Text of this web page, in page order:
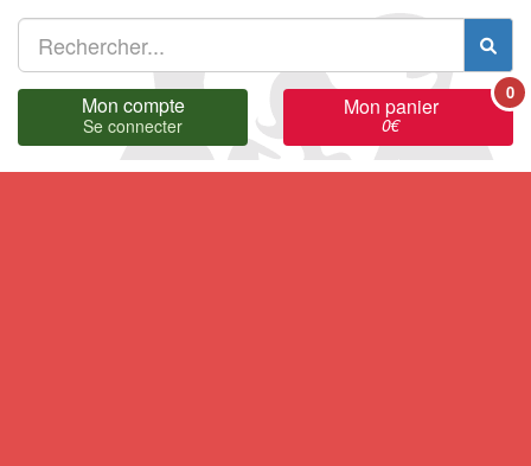
Mon compte
Se connecter
Mon panier
0€
0